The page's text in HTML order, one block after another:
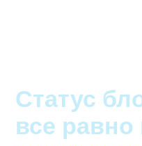
Статус
все